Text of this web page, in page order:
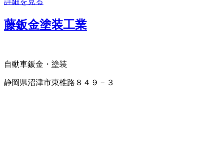
藤鈑金塗装工業
自動車鈑金・塗装
静岡県沼津市東椎路８４９－３